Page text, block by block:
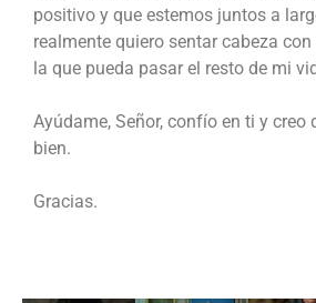
positivo y que estemos juntos a
realmente quiero sentar cabeza
la que pueda pasar el resto de mi
Ayúdame, Señor, confío en ti y creo
bien.
Gracias.